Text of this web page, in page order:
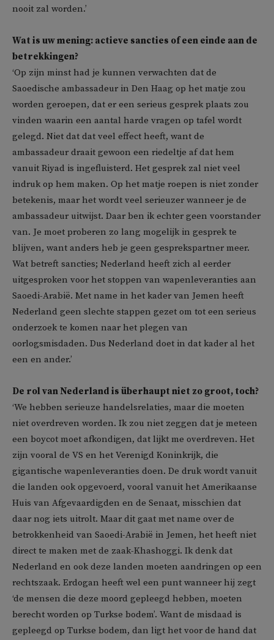
nooit zal worden.’
Wat is uw mening: actieve sancties of een einde aan de
betrekkingen?
‘Op zijn minst had je kunnen verwachten dat de
Saoedische ambassadeur in Den Haag op het matje zou
worden geroepen, dat er een serieus gesprek plaats zou
vinden waarin een aantal harde vragen op tafel wordt
gelegd. Niet dat dat veel effect heeft, want de
ambassadeur draait gewoon een riedeltje af dat hem
vanuit Riyad is ingefluisterd. Het gesprek zal niet veel
indruk op hem maken. Op het matje roepen is niet zonder
betekenis, maar het wordt veel serieuzer wanneer je de
ambassadeur uitwijst. Daar ben ik echter geen voorstander
van. Je moet proberen zo lang mogelijk in gesprek te
blijven, want anders heb je geen gesprekspartner meer.
Wat betreft sancties; Nederland heeft zich al eerder
uitgesproken voor het stoppen van wapenleveranties aan
Saoedi-Arabië. Met name in het kader van Jemen heeft
Nederland geen slechte stappen gezet om tot een serieus
onderzoek te komen naar het plegen van
oorlogsmisdaden. Dus Nederland doet in dat kader al het
een en ander.’
De rol van Nederland is überhaupt niet zo groot, toch?
‘We hebben serieuze handelsrelaties, maar die moeten
niet overdreven worden. Ik zou niet zeggen dat je meteen
een boycot moet afkondigen, dat lijkt me overdreven. Het
zijn vooral de VS en het Verenigd Koninkrijk, die
gigantische wapenleveranties doen. De druk wordt vanuit
die landen ook opgevoerd, vooral vanuit het Amerikaanse
Huis van Afgevaardigden en de Senaat, misschien dat
daar nog iets uitrolt. Maar dit gaat met name over de
betrokkenheid van Saoedi-Arabië in Jemen, het heeft niet
direct te maken met de zaak-Khashoggi. Ik denk dat
Nederland en ook deze landen moeten aandringen op een
rechtszaak. Erdogan heeft wel een punt wanneer hij zegt
‘de mensen die deze moord gepleegd hebben, moeten
berecht worden op Turkse bodem’. Want de misdaad is
gepleegd op Turkse bodem, dan ligt het voor de hand dat